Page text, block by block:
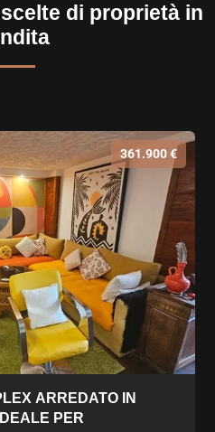
di proprietà in
361.900 €
ARREDATO IN
PER